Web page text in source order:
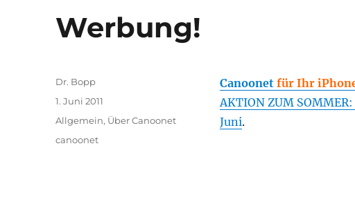
Werbung!
Canoonet für Ihr
AKTION ZUM
Juni.
Autor
Dr. Bopp
Veröffentlicht
am
1. Juni 2011
Kategorien
Allgemein, Über Canoonet
Schlagwörter
canoonet